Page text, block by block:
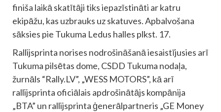
finiša laikā skatītāji tiks iepazīstināti ar katru
ekipāžu, kas uzbrauks uz skatuves. Apbalvošana
sāksies pie Tukuma Ledus halles plkst. 17.
Rallijsprinta norises nodrošināšanā iesaistījusies arī
Tukuma pilsētas dome, CSDD Tukuma nodaļa,
žurnāls “Rally.LV”, „WESS MOTORS”, kā arī
rallijsprinta oficiālais apdrošinātājs kompānija
„BTA” un rallijsprinta ģenerālpartneris „GE Money